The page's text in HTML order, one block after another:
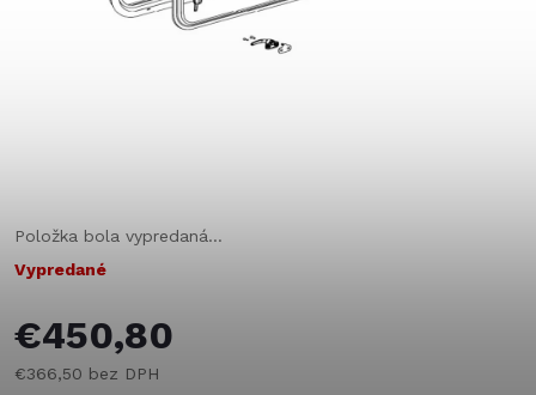
Položka bola vypredaná…
Vypredané
€450,80
€366,50 bez DPH